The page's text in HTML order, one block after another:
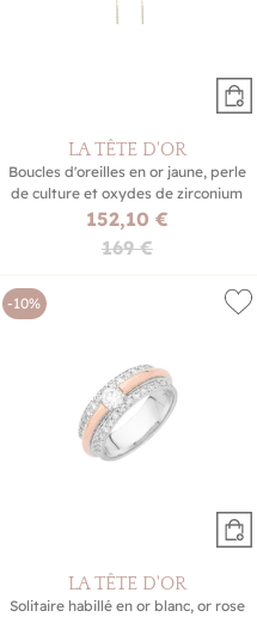
LA TÊTE D'OR
Boucles d'oreilles en or jaune, perle
de culture et oxydes de zirconium
152,10 €
169 €
-10%
LA TÊTE D'OR
Solitaire habillé en or blanc, or rose